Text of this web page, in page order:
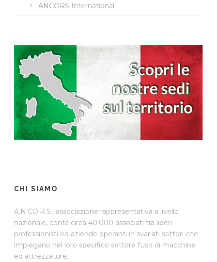
ANCORS International
CHI SIAMO
A.N.CO.R.S., associazione rappresentativa a livello
nazionale, conta circa 40.000 associati tra liberi
professionisti ed aziende operanti in svariati settori che
impiegano nel loro specifico settore l’uso di macchine
ed attrezzature.